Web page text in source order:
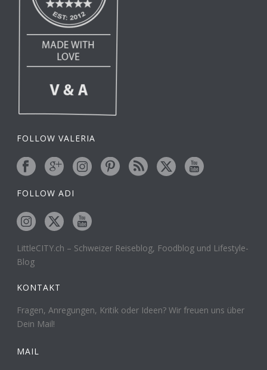
FOLLOW VALERIA
FOLLOW ADI
LittleCITY.ch – Schweizer Reiseblog, Foodblog und Lifestyle-
Blog
KONTAKT
Fragen, Anregungen, Kritik oder Ideen? Wir freuen uns über
Dein Mail!
MAIL